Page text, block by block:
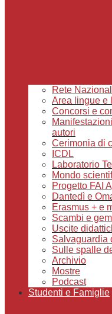
Rete
Area lingue e
Concorsi e
autori
Cerimonia di
ICDL
Laboratorio
Mondo
Progetto FAI
Dantedì e
Erasmus + e
Scambi e
Uscite
Salvaguardia
Sulle spalle
Archivio
Mostre
Podcast
Studenti e Famiglie